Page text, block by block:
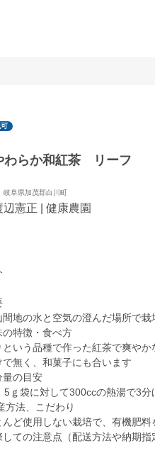
わらか和紅茶 リーフ
岐阜県加茂郡白川町
辺憲正 | 健康農園
地の水と空気の澄んだ場所で栽
特徴・食べ方
いう品種で作った紅茶で爽や
無く、和菓子にも合います
の目安
袋に対して300ccの熱湯で3分
方法、こだわり
ど使用しない栽培で、有機肥料
ての注意点（配送方法や納期指